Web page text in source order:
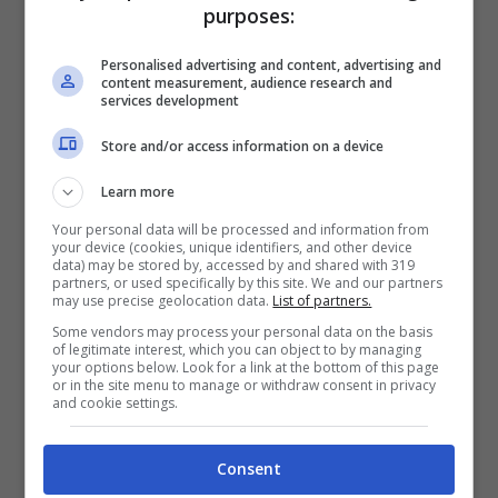
estetico.
Il bonus si può richiedere soltanto una tantum –
purposes:
Personalised advertising and content, advertising and
content measurement, audience research and
services development
Store and/or access information on a device
Learn more
Your personal data will be processed and information from
your device (cookies, unique identifiers, and other device
data) may be stored by, accessed by and shared with 319
partners, or used specifically by this site. We and our partners
may use precise geolocation data. List of partners.
Some vendors may process your personal data on the basis
of legitimate interest, which you can object to by managing
your options below. Look for a link at the bottom of this page
or in the site menu to manage or withdraw consent in privacy
and cookie settings.
Consent